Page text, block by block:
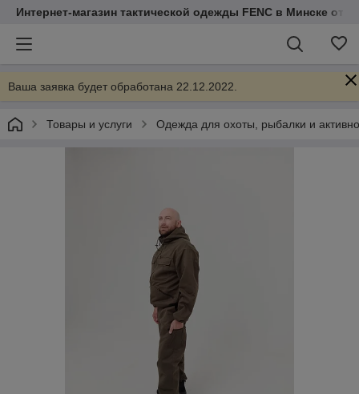
Интернет-магазин тактической одежды FENC в Минске от
Ваша заявка будет обработана 22.12.2022.
Товары и услуги Одежда для охоты, рыбалки и